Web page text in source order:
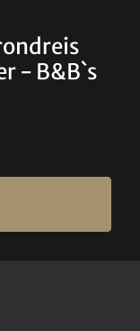
- B&B`s